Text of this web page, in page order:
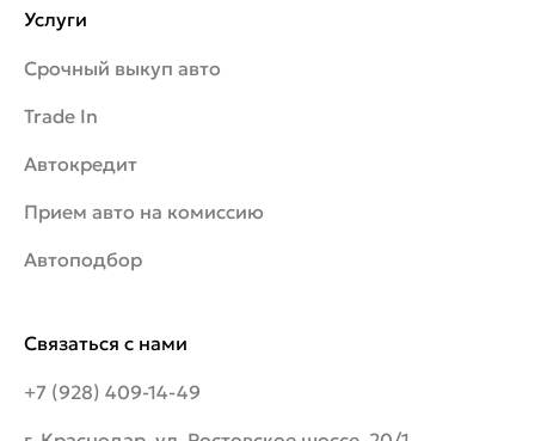
Связаться с нами
+7 (928) 409-14-49
Услуги
Срочный выкуп авто
Trade In
Автокредит
Прием авто на комиссию
Автоподбор